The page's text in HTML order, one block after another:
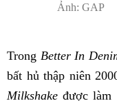
Ảnh: GAP
Trong Better In
bất hủ thập niên
Milkshake được làm